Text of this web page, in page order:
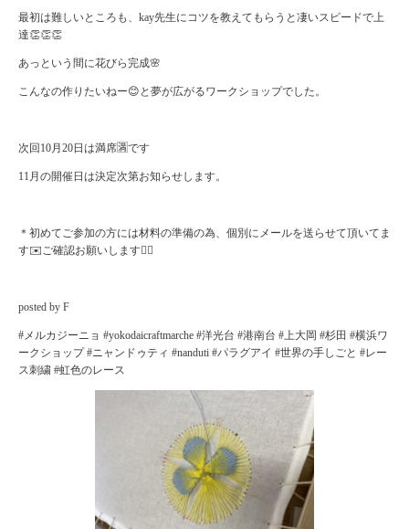
最初は難しいところも、kay先生にコツを教えてもらうと凄いスピードで上
達👏👏👏
あっという間に花びら完成🌸
こんなの作りたいねー😊と夢が広がるワークショップでした。
次回10月20日は満席🈵です
11月の開催日は決定次第お知らせします。
＊初めてご参加の方には材料の準備の為、個別にメールを送らせて頂いてま
す✉️ご確認お願いします🙇‍♀️
posted by F
#メルカジーニョ #yokodaicraftmarche #洋光台 #港南台 #上大岡 #杉田 #横浜ワ
ークショップ #ニャンドゥティ #nanduti #パラグアイ #世界の手しごと #レー
ス刺繍 #虹色のレース